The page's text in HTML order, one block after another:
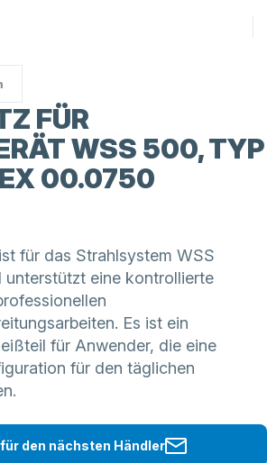
FÜR
WSS 500, TYP
00.0750
für das Strahlsystem WSS
eine kontrollierte
Es ist ein
für Anwender, die eine
für den täglichen
den nächsten Händler